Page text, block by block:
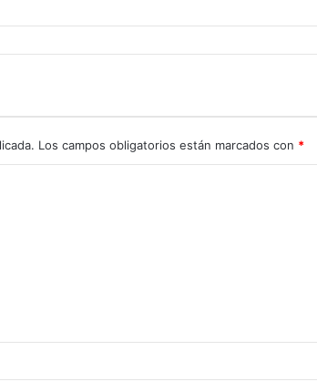
Los campos obligatorios están marcados con *